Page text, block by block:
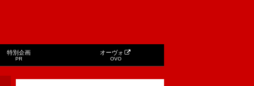
特別企画
PR
オーヴォ
OVO